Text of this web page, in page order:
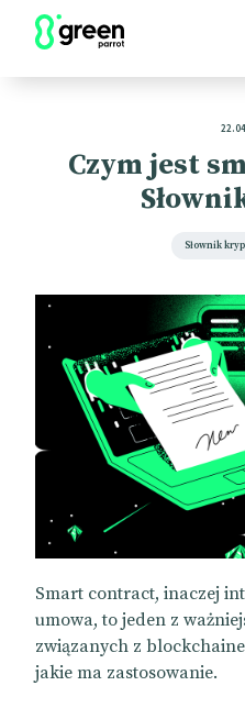
Czym jest
Słownik
Smart contract, inaczej
umowa, to jeden z
związanych z
jakie ma zastosowanie.